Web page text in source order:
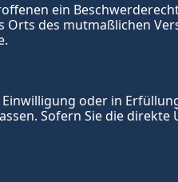
ein
des mutmaßlichen
oder in
Sofern Sie die